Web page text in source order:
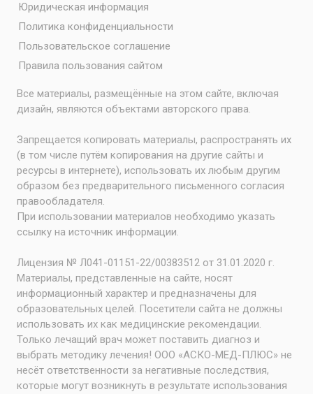
Юридическая информация
Политика конфиденциальности
Пользовательское соглашение
Правила пользования сайтом
Все материалы, размещённые на этом сайте, включая
дизайн, являются объектами авторского права.
Запрещается копировать материалы, распространять их
(в том числе путём копирования на другие сайты и
ресурсы в интернете), использовать их любым другим
образом без предварительного письменного согласия
правообладателя.
При использовании материалов необходимо указать
ссылку на источник информации.
Лицензия № Л041-01151-22/00383512 от 31.01.2020 г.
Материалы, представленные на сайте, носят
информационный характер и предназначены для
образовательных целей. Посетители сайта не должны
использовать их как медицинские рекомендации.
Только лечащий врач может поставить диагноз и
выбрать методику лечения! ООО «АСКО-МЕД-ПЛЮС» не
несёт ответственности за негативные последствия,
которые могут возникнуть в результате использования